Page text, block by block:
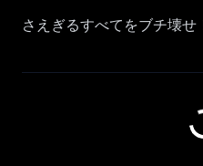
さえぎるすべてをブチ壊せ
巨大な地下世界を“破壊”
行く手を阻む敵も、見渡
パワーで思いのままに壊す